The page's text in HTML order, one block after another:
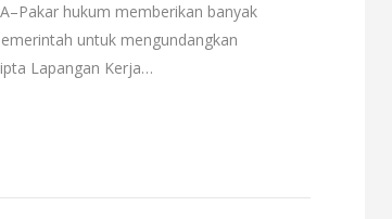
hukum memberikan banyak
untuk mengundangkan
Lapangan Kerja…